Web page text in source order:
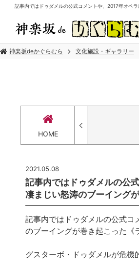
記事内ではドゥダメルの公式コメントや、2017年オペ
神楽坂deかぐらむら 文化施設・ギャラリー
HOME
2021.05.08
記事内ではドゥダメルの公
凄まじい怒涛のブーイング
記事内ではドゥダメルの公式コ
のブーイングが巻き起こった《
グスターボ・ドゥダメルが危